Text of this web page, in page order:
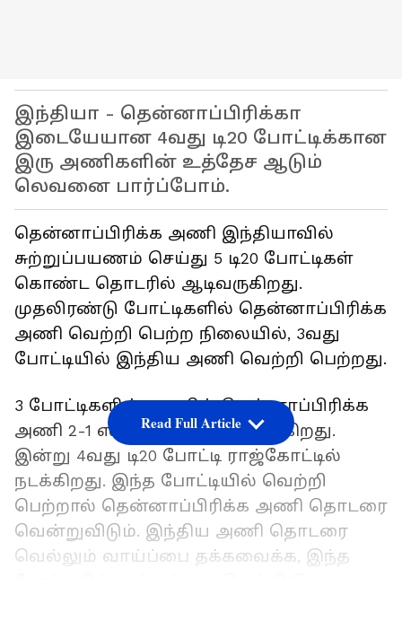
இந்தியா - தென்னாப்பிரிக்கா
இடையேயான 4வது டி20 போட்டிக்கான
இரு அணிகளின் உத்தேச ஆடும்
லெவனை பார்ப்போம்.
தென்னாப்பிரிக்க அணி இந்தியாவில்
சுற்றுப்பயணம் செய்து 5 டி20 போட்டிகள்
கொண்ட தொடரில் ஆடிவருகிறது.
முதலிரண்டு போட்டிகளில் தென்னாப்பிரிக்க
அணி வெற்றி பெற்ற நிலையில், 3வது
போட்டியில் இந்திய அணி வெற்றி பெற்றது.
3 போட்டிகளின் முடிவில் தென்னாப்பிரிக்க
அணி 2-1 என முன்னிலை வகிக்கிறது.
இன்று 4வது டி20 போட்டி ராஜ்கோட்டில்
நடக்கிறது. இந்த போட்டியில் வெற்றி
பெற்றால் தென்னாப்பிரிக்க அணி தொடரை
வென்றுவிடும். இந்திய அணி தொடரை
வெல்லும் வாய்ப்பை தக்கவைக்க, இந்த
Read Full Article